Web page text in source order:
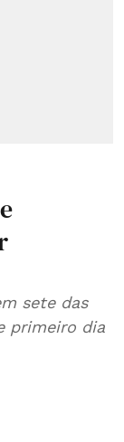
sete das
primeiro dia